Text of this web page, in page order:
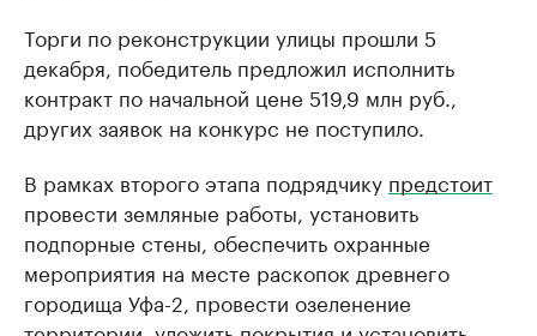
Торги по реконструкции улицы прошли 5
декабря, победитель предложил исполнить
контракт по начальной цене 519,9 млн руб.,
других заявок на конкурс не поступило.
В рамках второго этапа подрядчику предстоит
провести земляные работы, установить
подпорные стены, обеспечить охранные
мероприятия на месте раскопок древнего
городища Уфа-2, провести озеленение